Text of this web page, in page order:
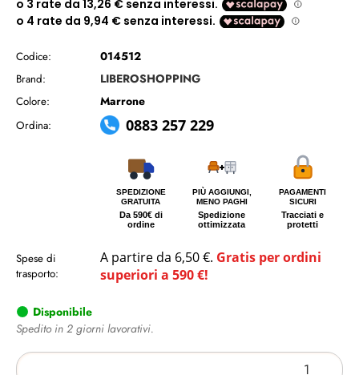
Codice: 014512
Brand: LIBEROSHOPPING
Colore: Marrone
Ordina: 0883 257 229
SPEDIZIONE
GRATUITA
Da 590€ di
ordine
PIÙ AGGIUNGI,
MENO PAGHI
Spedizione
ottimizzata
PAGAMENTI
SICURI
Tracciati e
protetti
Spese di
trasporto:
A partire da 6,50 €. Gratis per ordini
superiori a 590 €!
Disponibile
Spedito in 2 giorni lavorativi.